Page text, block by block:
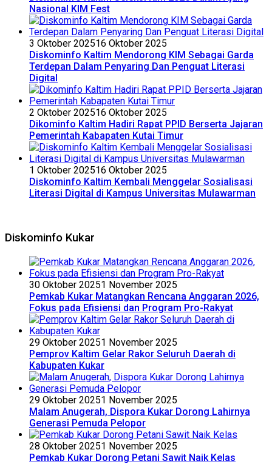
Nasional KIM Fest
3 Oktober 202516 Oktober 2025
Diskominfo Kaltim Mendorong KIM Sebagai Garda
Terdepan Dalam Penyaring Dan Penguat Literasi
Digital
2 Oktober 202516 Oktober 2025
Dikominfo Kaltim Hadiri Rapat PPID Berserta Jajaran
Pemerintah Kabapaten Kutai Timur
1 Oktober 202516 Oktober 2025
Diskominfo Kaltim Kembali Menggelar Sosialisasi
Literasi Digital di Kampus Universitas Mulawarman
Diskominfo Kukar
30 Oktober 20251 November 2025
Pemkab Kukar Matangkan Rencana Anggaran 2026,
Fokus pada Efisiensi dan Program Pro-Rakyat
29 Oktober 20251 November 2025
Pemprov Kaltim Gelar Rakor Seluruh Daerah di
Kabupaten Kukar
29 Oktober 20251 November 2025
Malam Anugerah, Dispora Kukar Dorong Lahirnya
Generasi Pemuda Pelopor
28 Oktober 20251 November 2025
Pemkab Kukar Dorong Petani Sawit Naik Kelas